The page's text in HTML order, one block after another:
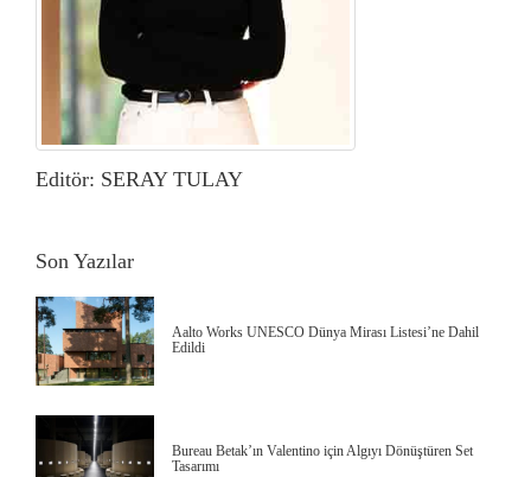
Editör: SERAY TULAY
Son Yazılar
Aalto Works UNESCO Dünya Mirası Listesi’ne Dahil
Edildi
Bureau Betak’ın Valentino için Algıyı Dönüştüren Set
Tasarımı